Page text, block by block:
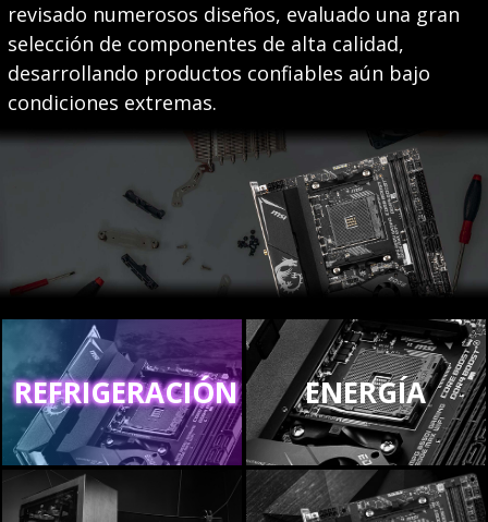
revisado numerosos diseños, evaluado una gran
selección de componentes de alta calidad,
desarrollando productos confiables aún bajo
condiciones extremas.
REFRIGERACIÓN ENERGÍA